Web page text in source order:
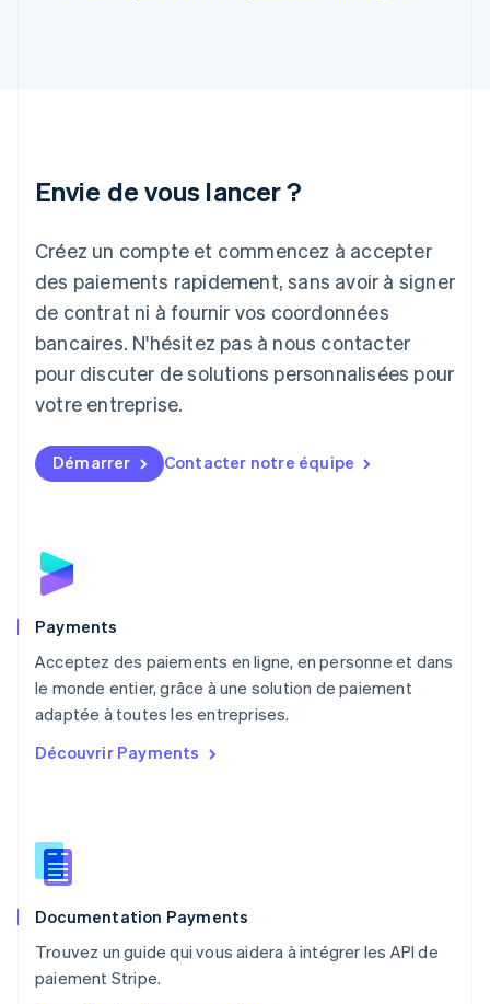
Envie de vous lancer ?
Créez un compte et commencez à accepter
des paiements rapidement, sans avoir à signer
de contrat ni à fournir vos coordonnées
bancaires. N'hésitez pas à nous contacter
pour discuter de solutions personnalisées pour
votre entreprise.
Démarrer Contacter notre équipe
Payments
Acceptez des paiements en ligne, en personne et dans
le monde entier, grâce à une solution de paiement
adaptée à toutes les entreprises.
Découvrir Payments
Documentation Payments
Trouvez un guide qui vous aidera à intégrer les API de
paiement Stripe.
Japon
Lettonie
English
Liechtenstein
DeutschEnglish
Lituanie
Luxembourg
FrançaisDeutschEnglish
English简体中文
Malte
Norvège
English
English
NederlandsEnglish
Pologne
English
PortuguêsEnglish
English
Roumanie
Royaume-Uni
Singapour
English 简体中文